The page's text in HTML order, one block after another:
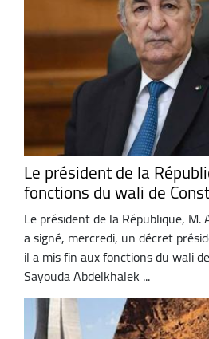
Le président de la
fonctions du wali de
Le président de la République, M.
a signé, mercredi, un décret
il a mis fin aux fonctions du wali
Sayouda Abdelkhalek ...